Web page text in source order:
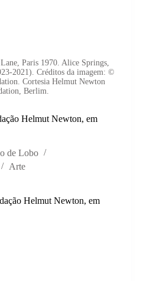
Paris 1970. Alice Springs,
2021). Créditos da imagem: ©
Cortesia Helmut Newton
Berlim.
Helmut Newton, em
de Lobo
Arte
Helmut Newton, em